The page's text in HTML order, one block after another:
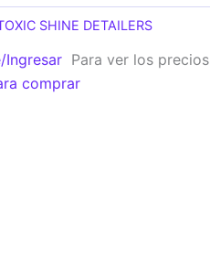
SHINE DETAILERS
Ingresar Para ver los precios
comprar